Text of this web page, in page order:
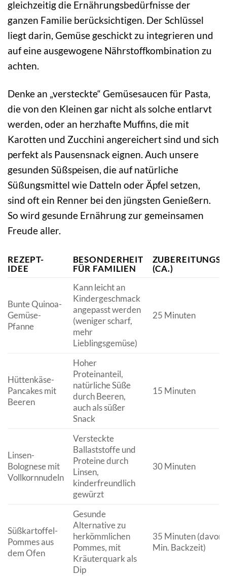
gleichzeitig die Ernährungsbedürfnisse der
ganzen Familie berücksichtigen. Der Schlüssel
liegt darin, Gemüse geschickt zu integrieren und
auf eine ausgewogene Nährstoffkombination zu
achten.
Denke an „versteckte“ Gemüsesaucen für Pasta,
die von den Kleinen gar nicht als solche entlarvt
werden, oder an herzhafte Muffins, die mit
Karotten und Zucchini angereichert sind und sich
perfekt als Pausensnack eignen. Auch unsere
gesunden Süßspeisen, die auf natürliche
Süßungsmittel wie Datteln oder Äpfel setzen,
sind oft ein Renner bei den jüngsten Genießern.
So wird gesunde Ernährung zur gemeinsamen
Freude aller.
REZEPT-
IDEE
BESONDERHEIT
FÜR FAMILIEN
(CA.)
Bunte Quinoa-
Gemüse-
Pfanne
Kann leicht an
Kindergeschmack
angepasst werden
(weniger scharf,
mehr
Lieblingsgemüse)
25 Minuten
Hüttenkäse-
Pancakes mit
Beeren
Hoher
Proteinanteil,
natürliche Süße
durch Beeren,
auch als süßer
Snack
15 Minuten
Linsen-
Bolognese mit
Vollkornnudeln
Versteckte
Ballaststoffe und
Proteine durch
Linsen,
kinderfreundlich
gewürzt
30 Minuten
Süßkartoffel-
Pommes aus
dem Ofen
Gesunde
Alternative zu
herkömmlichen
Pommes, mit
Kräuterquark als
Dip
35 Minuten (davon
Min. Backzeit)